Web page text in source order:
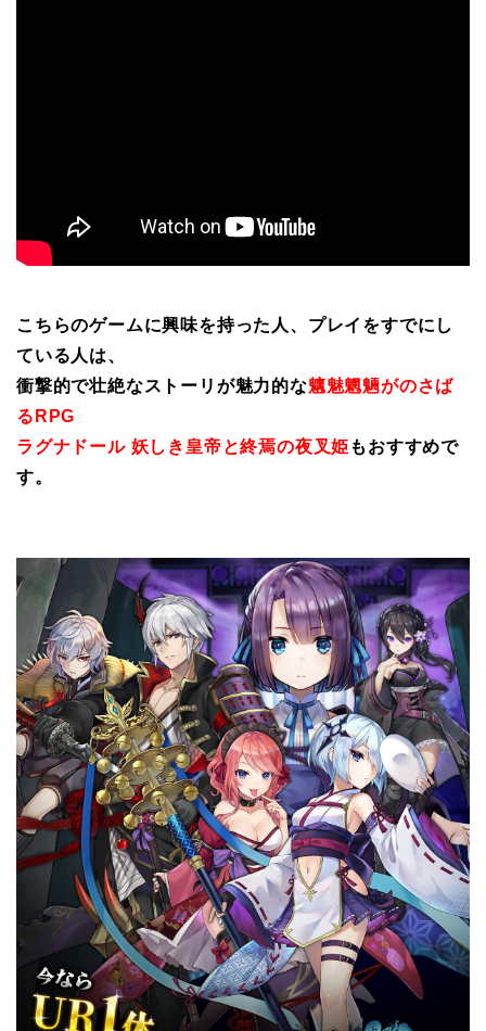
こちらのゲームに興味を持った人、プレイをすでにし
ている人は、
衝撃的で壮絶なストーリが魅力的な魑魅魍魎がのさば
るRPG
ラグナドール 妖しき皇帝と終焉の夜叉姫 もおすすめで
す。